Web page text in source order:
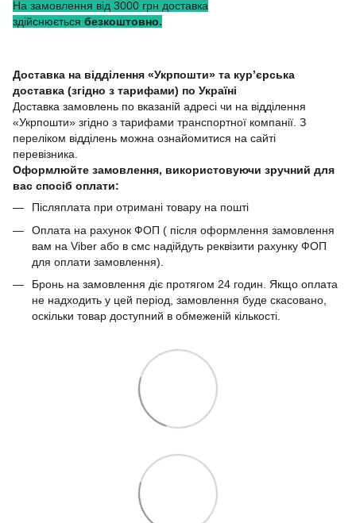
На замовлення від 3000 грн доставка
здійснюється безкоштовно.
Доставка на відділення «Укрпошти» та кур’єрська
доставка (згідно з тарифами) по Україні
Доставка замовлень по вказаній адресі чи на відділення
«Укрпошти» згідно з тарифами транспортної компанії. З
переліком відділень можна ознайомитися на сайті
перевізника.
Оформлюйте замовлення, використовуючи зручний для
вас спосіб оплати:
Післяплата при отримані товару на пошті
Оплата на рахунок ФОП ( після оформлення замовлення
вам на Viber або в смс надійдуть реквізити рахунку ФОП
для оплати замовлення).
Бронь на замовлення діє протягом 24 годин. Якщо оплата
не надходить у цей період, замовлення буде скасовано,
оскільки товар доступний в обмеженій кількості.